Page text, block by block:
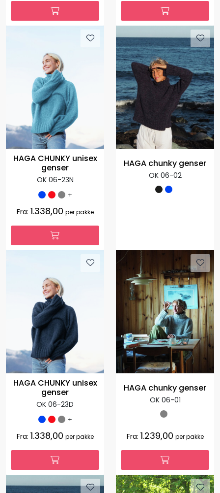
HAGA CHUNKY unisex
genser
OK 06-23N
+
Fra: 1.338,00 per pakke
HAGA chunky genser
OK 06-02
HAGA CHUNKY unisex
genser
OK 06-23D
+
Fra: 1.338,00 per pakke
HAGA chunky genser
OK 06-01
Fra: 1.239,00 per pakke